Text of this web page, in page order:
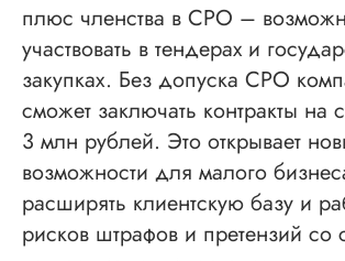
плюс членства в СРО –
участвовать в тендерах и
закупках. Без допуска СРО
сможет заключать контракты на
3 млн рублей. Это открывает
возможности для малого
расширять клиентскую базу и
рисков штрафов и претензий со